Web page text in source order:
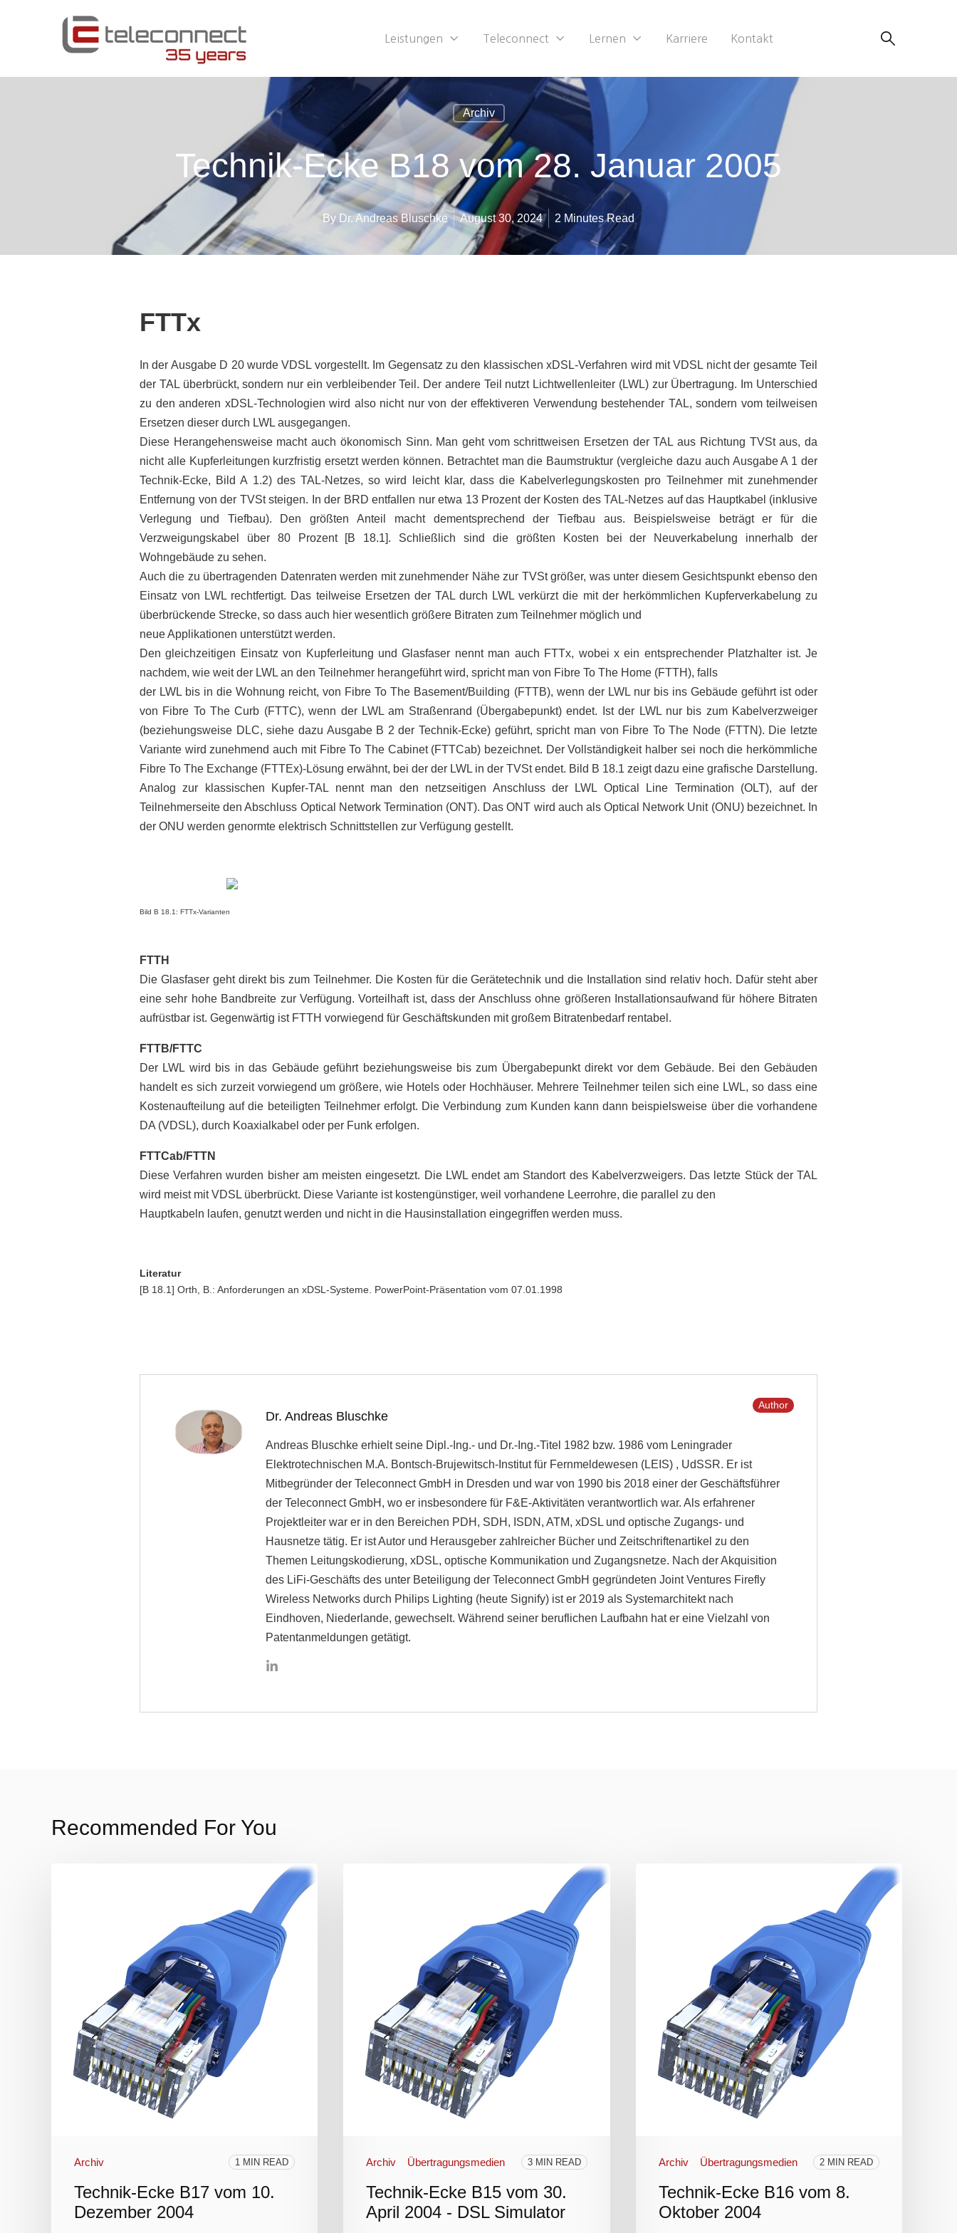
Leistungen Teleconnect Lernen Karriere Kontakt
Archiv
Technik-Ecke B18 vom 28. Januar 2005
By Dr. Andreas Bluschke August 30, 2024 2 Minutes Read
FTTx
In der Ausgabe D 20 wurde VDSL vorgestellt. Im Gegensatz zu den klassischen xDSL-Verfahren wird mit VDSL nicht der gesamte Teil
der TAL überbrückt, sondern nur ein verbleibender Teil. Der andere Teil nutzt Lichtwellenleiter (LWL) zur Übertragung. Im Unterschied
zu den anderen xDSL-Technologien wird also nicht nur von der effektiveren Verwendung bestehender TAL, sondern vom teilweisen
Ersetzen dieser durch LWL ausgegangen.
Diese Herangehensweise macht auch ökonomisch Sinn. Man geht vom schrittweisen Ersetzen der TAL aus Richtung TVSt aus, da
nicht alle Kupferleitungen kurzfristig ersetzt werden können. Betrachtet man die Baumstruktur (vergleiche dazu auch Ausgabe A 1 der
Technik-Ecke, Bild A 1.2) des TAL-Netzes, so wird leicht klar, dass die Kabelverlegungskosten pro Teilnehmer mit zunehmender
Entfernung von der TVSt steigen. In der BRD entfallen nur etwa 13 Prozent der Kosten des TAL-Netzes auf das Hauptkabel (inklusive
Verlegung und Tiefbau). Den größten Anteil macht dementsprechend der Tiefbau aus. Beispielsweise beträgt er für die
Verzweigungskabel über 80 Prozent [B 18.1]. Schließlich sind die größten Kosten bei der Neuverkabelung innerhalb der
Wohngebäude zu sehen.
Auch die zu übertragenden Datenraten werden mit zunehmender Nähe zur TVSt größer, was unter diesem Gesichtspunkt ebenso den
Einsatz von LWL rechtfertigt. Das teilweise Ersetzen der TAL durch LWL verkürzt die mit der herkömmlichen Kupferverkabelung zu
überbrückende Strecke, so dass auch hier wesentlich größere Bitraten zum Teilnehmer möglich und
neue Applikationen unterstützt werden.
Den gleichzeitigen Einsatz von Kupferleitung und Glasfaser nennt man auch FTTx, wobei x ein entsprechender Platzhalter ist. Je
nachdem, wie weit der LWL an den Teilnehmer herangeführt wird, spricht man von Fibre To The Home (FTTH), falls
der LWL bis in die Wohnung reicht, von Fibre To The Basement/Building (FTTB), wenn der LWL nur bis ins Gebäude geführt ist oder
von Fibre To The Curb (FTTC), wenn der LWL am Straßenrand (Übergabepunkt) endet. Ist der LWL nur bis zum Kabelverzweiger
(beziehungsweise DLC, siehe dazu Ausgabe B 2 der Technik-Ecke) geführt, spricht man von Fibre To The Node (FTTN). Die letzte
Variante wird zunehmend auch mit Fibre To The Cabinet (FTTCab) bezeichnet. Der Vollständigkeit halber sei noch die herkömmliche
Fibre To The Exchange (FTTEx)-Lösung erwähnt, bei der der LWL in der TVSt endet. Bild B 18.1 zeigt dazu eine grafische Darstellung.
Analog zur klassischen Kupfer-TAL nennt man den netzseitigen Anschluss der LWL Optical Line Termination (OLT), auf der
Teilnehmerseite den Abschluss Optical Network Termination (ONT). Das ONT wird auch als Optical Network Unit (ONU) bezeichnet. In
der ONU werden genormte elektrisch Schnittstellen zur Verfügung gestellt.
Bild B 18.1: FTTx-Varianten
FTTH
Die Glasfaser geht direkt bis zum Teilnehmer. Die Kosten für die Gerätetechnik und die Installation sind relativ hoch. Dafür steht aber
eine sehr hohe Bandbreite zur Verfügung. Vorteilhaft ist, dass der Anschluss ohne größeren Installationsaufwand für höhere Bitraten
aufrüstbar ist. Gegenwärtig ist FTTH vorwiegend für Geschäftskunden mit großem Bitratenbedarf rentabel.
FTTB/FTTC
Der LWL wird bis in das Gebäude geführt beziehungsweise bis zum Übergabepunkt direkt vor dem Gebäude. Bei den Gebäuden
handelt es sich zurzeit vorwiegend um größere, wie Hotels oder Hochhäuser. Mehrere Teilnehmer teilen sich eine LWL, so dass eine
Kostenaufteilung auf die beteiligten Teilnehmer erfolgt. Die Verbindung zum Kunden kann dann beispielsweise über die vorhandene
DA (VDSL), durch Koaxialkabel oder per Funk erfolgen.
FTTCab/FTTN
Diese Verfahren wurden bisher am meisten eingesetzt. Die LWL endet am Standort des Kabelverzweigers. Das letzte Stück der TAL
wird meist mit VDSL überbrückt. Diese Variante ist kostengünstiger, weil vorhandene Leerrohre, die parallel zu den
Hauptkabeln laufen, genutzt werden und nicht in die Hausinstallation eingegriffen werden muss.
Literatur
[B 18.1] Orth, B.: Anforderungen an xDSL-Systeme. PowerPoint-Präsentation vom 07.01.1998
Dr. Andreas Bluschke
Andreas Bluschke erhielt seine Dipl.-Ing.- und Dr.-Ing.-Titel 1982 bzw. 1986 vom Leningrader
Elektrotechnischen M.A. Bontsch-Brujewitsch-Institut für Fernmeldewesen (LEIS) , UdSSR. Er ist
Mitbegründer der Teleconnect GmbH in Dresden und war von 1990 bis 2018 einer der Geschäftsführer
der Teleconnect GmbH, wo er insbesondere für F&E-Aktivitäten verantwortlich war. Als erfahrener
Projektleiter war er in den Bereichen PDH, SDH, ISDN, ATM, xDSL und optische Zugangs- und
Hausnetze tätig. Er ist Autor und Herausgeber zahlreicher Bücher und Zeitschriftenartikel zu den
Themen Leitungskodierung, xDSL, optische Kommunikation und Zugangsnetze. Nach der Akquisition
des LiFi-Geschäfts des unter Beteiligung der Teleconnect GmbH gegründeten Joint Ventures Firefly
Wireless Networks durch Philips Lighting (heute Signify) ist er 2019 als Systemarchitekt nach
Eindhoven, Niederlande, gewechselt. Während seiner beruflichen Laufbahn hat er eine Vielzahl von
Patentanmeldungen getätigt.
Author
Recommended For You
Archiv 1 MIN READ
Technik-Ecke B17 vom 10.
Dezember 2004
Archiv Übertragungsmedien 3 MIN READ
Technik-Ecke B15 vom 30.
April 2004 - DSL Simulator
Archiv Übertragungsmedien 2 MIN READ
Technik-Ecke B16 vom 8.
Oktober 2004